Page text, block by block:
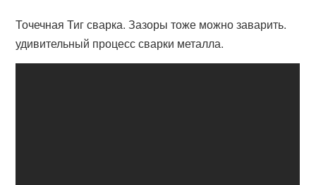
Точечная Тиг сварка. Зазоры тоже можно заварить.
удивительный процесс сварки металла.